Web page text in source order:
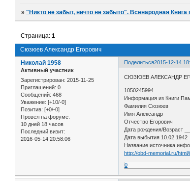
»"Никто не забыт, ничто не забыто". Всенародная Книга
Сюзюев Александр Егорович
Страница:1
Поделиться2015-12-14
Николай 1958
Активный участник
Зарегистрирован: 2015-11-25
Приглашений: 0
Сообщений: 468
Уважение: [+10/-0]
Позитив: [+0/-0]
Провел на форуме:
10 дней 18 часов
Последний визит:
2016-05-14 20:58:06
СЮЗЮЕВ АЛЕКСАНДР
1050245994
Информация из Книги
Фамилия Сюзюев
Имя Александр
Отчество Егорович
Дата рождения/Возраст
Дата выбытия 10.02.1942
Название источника
http://obd-memorial.ru/
0